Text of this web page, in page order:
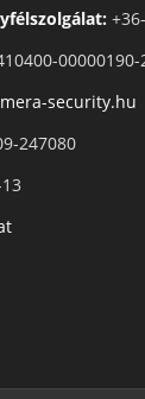
00000190-
security.hu
247080